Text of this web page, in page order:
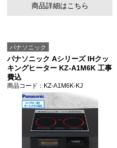
商品詳細はこちら
パナソニック
パナソニック Aシリーズ IHクッ
キングヒーター KZ-A1M6K 工事
費込
商品コード ：KZ-A1M6K-KJ